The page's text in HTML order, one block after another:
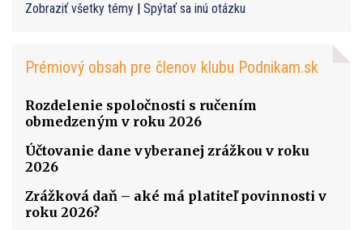
Zobraziť všetky témy | Spýtať sa inú otázku
Prémiový obsah pre členov klubu Podnikam.sk
Rozdelenie spoločnosti s ručením
obmedzeným v roku 2026
Účtovanie dane vyberanej zrážkou v roku
2026
Zrážková daň – aké má platiteľ povinnosti v
roku 2026?